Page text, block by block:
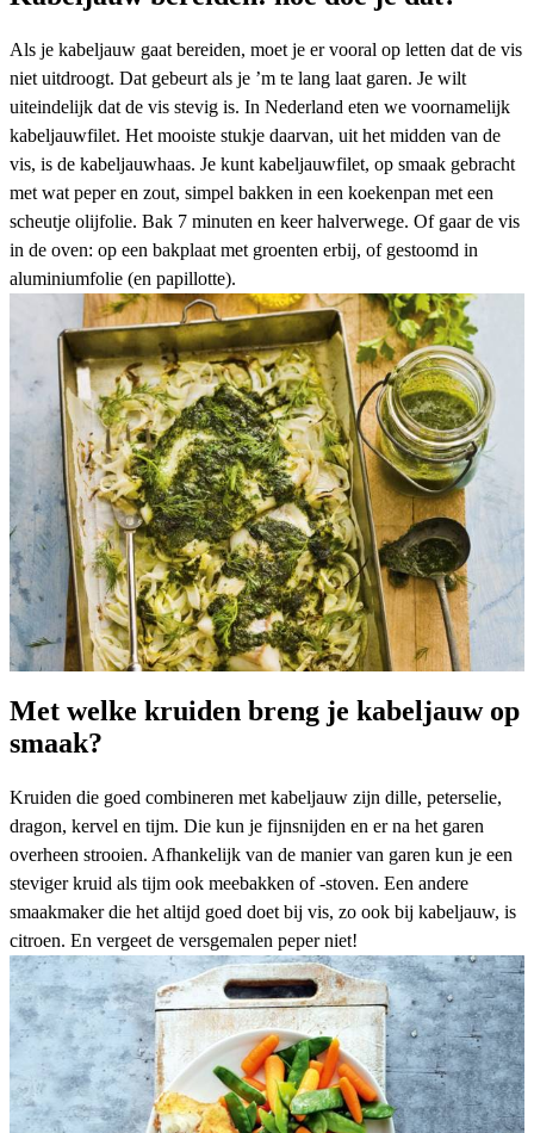
Als je kabeljauw gaat bereiden, moet je er vooral op letten dat de vis
niet uitdroogt. Dat gebeurt als je ’m te lang laat garen. Je wilt
uiteindelijk dat de vis stevig is. In Nederland eten we voornamelijk
kabeljauwfilet. Het mooiste stukje daarvan, uit het midden van de
vis, is de kabeljauwhaas. Je kunt kabeljauwfilet, op smaak gebracht
met wat peper en zout, simpel bakken in een koekenpan met een
scheutje olijfolie. Bak 7 minuten en keer halverwege. Of gaar de vis
in de oven: op een bakplaat met groenten erbij, of gestoomd in
aluminiumfolie (en papillotte).
Met welke kruiden breng je kabeljauw op
smaak?
Kruiden die goed combineren met kabeljauw zijn dille, peterselie,
dragon, kervel en tijm. Die kun je fijnsnijden en er na het garen
overheen strooien. Afhankelijk van de manier van garen kun je een
steviger kruid als tijm ook meebakken of -stoven. Een andere
smaakmaker die het altijd goed doet bij vis, zo ook bij kabeljauw, is
citroen. En vergeet de versgemalen peper niet!